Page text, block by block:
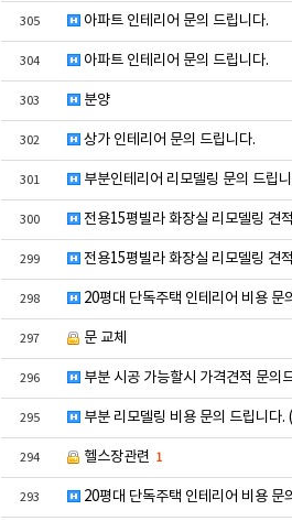
305 아파트 인테리어 문의 드립니다.
304 아파트 인테리어 문의 드립니다.
303 분양
302 상가 인테리어 문의 드립니다.
301 부분인테리어 리모델링 문의 드립
300 전용15평빌라 화장실 리모델링 견적
299 전용15평빌라 화장실 리모델링 견
298 20평대 단독주택 인테리어 비용 문
297 문 교체
296 부분 시공 가능할시 가격견적 문의
295 부분 리모델링 비용 문의 드립니다
294 헬스장관련 1
293 20평대 단독주택 인테리어 비용 문